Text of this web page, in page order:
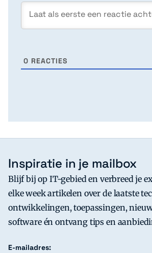
0 REACTIES
Inspiratie in je mailbox
Blijf bij op IT-gebied en verbreed je
elke week artikelen over de laatste
ontwikkelingen, toepassingen,
software én ontvang tips en
E-mailadres: